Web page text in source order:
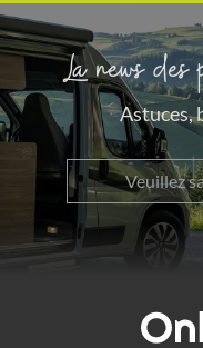
La news des
Astuces,